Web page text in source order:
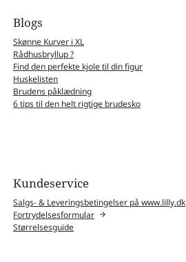
Blogs
Skønne Kurver i XL
Rådhusbryllup ?
Find den perfekte kjole til din figur
Huskelisten
Brudens påklædning
6 tips til den helt rigtige brudesko
Kundeservice
Salgs- & Leveringsbetingelser på www.lilly.dk
Fortrydelsesformular
Størrelsesguide